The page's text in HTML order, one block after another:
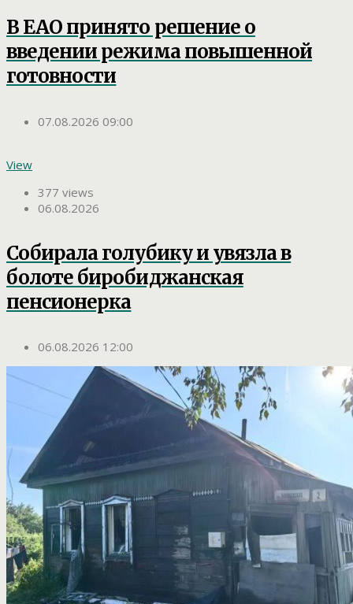
В ЕАО принято решение о
введении режима повышенной
готовности
07.08.2026 09:00
View
377 views
06.08.2026
Собирала голубику и увязла в
болоте биробиджанская
пенсионерка
06.08.2026 12:00